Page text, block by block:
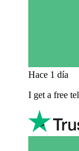
Hace 1 día
I get a free